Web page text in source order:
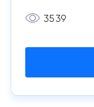
3539